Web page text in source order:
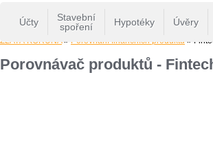
Účty
Stavební
spoření
Hypotéky Úvěry
ZLATÁ KORUNA» Porovnání finančních produktů »
Porovnávač produktů -